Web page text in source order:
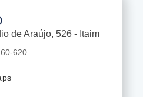
de Araújo, 526 - Itaim
620